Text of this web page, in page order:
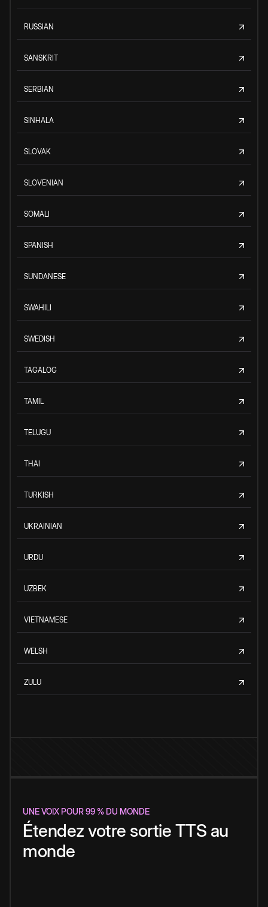
RUSSIAN
SANSKRIT
SERBIAN
SINHALA
SLOVAK
SLOVENIAN
SOMALI
SPANISH
SUNDANESE
SWAHILI
SWEDISH
TAGALOG
TAMIL
TELUGU
THAI
TURKISH
UKRAINIAN
URDU
UZBEK
VIETNAMESE
WELSH
ZULU
UNE VOIX POUR 99 % DU MONDE
Étendez votre sortie TTS au
monde